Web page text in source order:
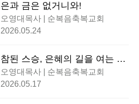
은과 금은 없거니와!
오영대목사 | 순복음축복교회
2026.05.24
참된 스승, 은혜의 길을 여는 이
정표!
오영대목사 | 순복음축복교회
2026.05.17